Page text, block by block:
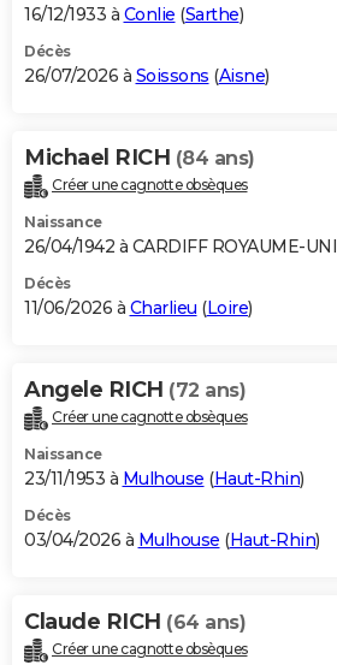
GUIDES D'ACHAT
BONS PLANS
Carte de Noël
Carte Bonne année
Carte Saint-Valentin
Carte Pâques
Carte d'anniversaire
DICTIONNAIRE
Dictionnaire
Biographies
Citations
Expressions
Proverbes
PROGRAMME TV
S'inscrire
Se connecter
Lycées
Collèges
Primaires
Universités
Entreprises
Service militaire
Avis de recherche
AVIS DE DÉCÈS
Bricolage
Lifestyle
Culture
Sport
Auto
Television
Voyage
Cinema
16/12/1933 à Conlie (Sarthe)
Décès
26/07/2026 à Soissons (Aisne)
Michael RICH (84 ans)
Créer une cagnotte obsèques
Naissance
26/04/1942 à CARDIFF ROYAUME-UNI
Décès
11/06/2026 à Charlieu (Loire)
Angele RICH (72 ans)
Créer une cagnotte obsèques
Naissance
23/11/1953 à Mulhouse (Haut-Rhin)
Décès
03/04/2026 à Mulhouse (Haut-Rhin)
Claude RICH (64 ans)
Créer une cagnotte obsèques